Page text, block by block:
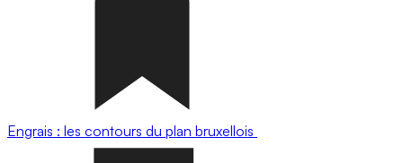
Engrais : les contours du plan bruxellois